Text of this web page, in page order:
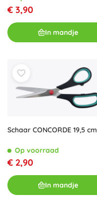
€ 3,90
In mandje
Schaar CONCORDE 19,5 cm
Op voorraad
€ 2,90
In mandje